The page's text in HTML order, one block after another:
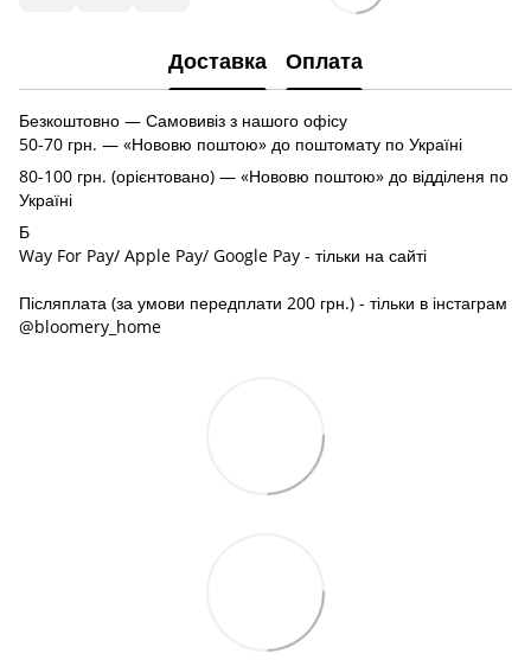
Доставка Оплата
Безкоштовно — Самовивіз з нашого офісу
50-70 грн. — «Нововю поштою» до поштомату по Україні
80-100 грн. (орієнтовано) — «Нововю поштою» до відділеня по
Україні
Б
Way For Pay/ Apple Pay/ Google Pay - тільки на сайті
Післяплата (за умови передплати 200 грн.) - тільки в інстаграм
@bloomery_home